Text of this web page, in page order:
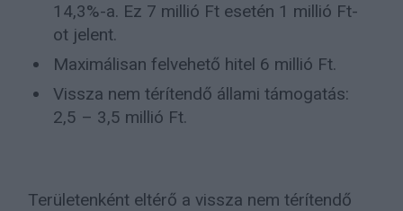
14,3%-a. Ez 7 millió Ft esetén 1 millió Ft-
ot jelent.
Maximálisan felvehető hitel 6 millió Ft.
Vissza nem térítendő állami támogatás:
2,5 – 3,5 millió Ft.
Területenként eltérő a vissza nem térítendő